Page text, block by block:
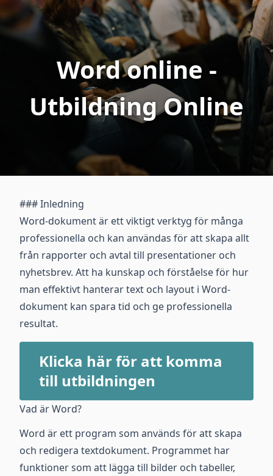
Word online -
Utbildning Online
### Inledning
Word-dokument är ett viktigt verktyg för många
professionella och kan användas för att skapa allt
från rapporter och avtal till presentationer och
nyhetsbrev. Att ha kunskap och förståelse för hur
man effektivt hanterar text och layout i Word-
dokument kan spara tid och ge professionella
resultat.
Klicka här för att komma
till utbildningen
Vad är Word?
Word är ett program som används för att skapa
och redigera textdokument. Programmet har
funktioner som att lägga till bilder och tabeller,